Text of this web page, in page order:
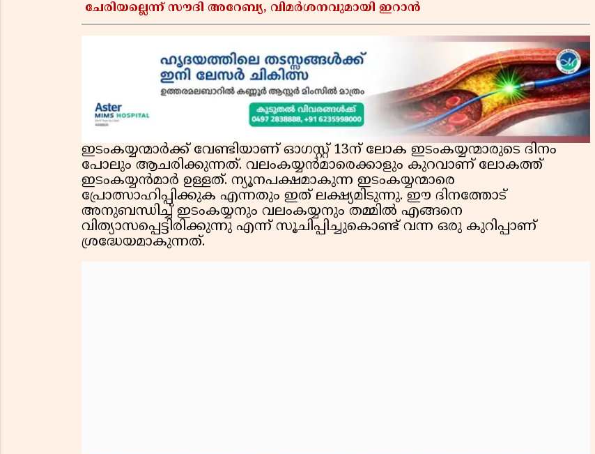
ചേരിയല്ലെന്ന് സൗദി അറേബ്യ, വിമർശനവുമായി ഇറാൻ
ഇടംകയ്യന്മാർക്ക് വേണ്ടിയാണ് ഓഗസ്റ്റ് 13ന് ലോക ഇടംകയ്യന്മാരുടെ ദിനം
പോലും ആചരിക്കുന്നത്. വലംകയ്യൻമാരെക്കാളും കുറവാണ് ലോകത്ത്
ഇടംകയ്യൻമാർ ഉള്ളത്. ന്യൂനപക്ഷമാകുന്ന ഇടംകയ്യന്മാരെ
പ്രോത്സാഹിപ്പിക്കുക എന്നതും ഇത് ലക്ഷ്യമിടുന്നു. ഈ ദിനത്തോട്
അനുബന്ധിച്ച് ഇടംകയ്യനും വലംകയ്യനും തമ്മിൽ എങ്ങനെ
വിത്യാസപ്പെട്ടിരിക്കുന്നു എന്ന് സൂചിപ്പിച്ചുകൊണ്ട് വന്ന ഒരു കുറിപ്പാണ്
ശ്രദ്ധേയമാകുന്നത്.